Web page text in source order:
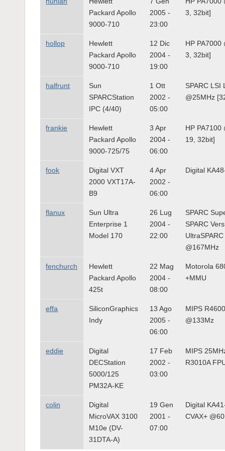
Packard Apollo
9000-710
2005 -
23:00
3, 32bit]
hollop
Hewlett
Packard Apollo
9000-710
12 Dic
2004 -
19:00
HP PA7000
3, 32bit]
halfrunt
Sun
SPARCStation
IPC (4/40)
1 Ott
2002 -
05:00
SPARC LSI
@25MHz
frankie
Hewlett
Packard Apollo
9000-725/75
3 Apr
2004 -
06:00
HP PA7100
19, 32bit]
fook
Digital VXT
2000 VXT17A-
B9
4 Apr
2002 -
06:00
Digital
flanux
Sun Ultra
Enterprise 1
Model 170
26 Lug
2004 -
22:00
SPARC
SPARC
@167MHz
fenchurch
Hewlett
Packard Apollo
425t
22 Mag
2004 -
08:00
Motorola
+MMU
effa
SiliconGraphics
Indy
13 Ago
2005 -
06:00
MIPS
@133Mz
eddie
Digital
DECStation
5000/125
PM32A-KE
17 Feb
2002 -
03:00
MIPS
R3010A
colin
Digital
MicroVAX 3100
M10e (DV-
31DTA-A)
19 Gen
2001 -
07:00
Digital
CVAX+